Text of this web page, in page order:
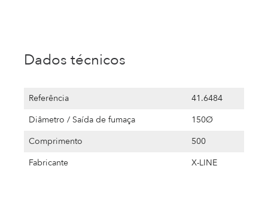
Dados técnicos
Referência
41.6484
Diâmetro / Saída de fumaça
150Ø
Comprimento
500
Fabricante
X-LINE